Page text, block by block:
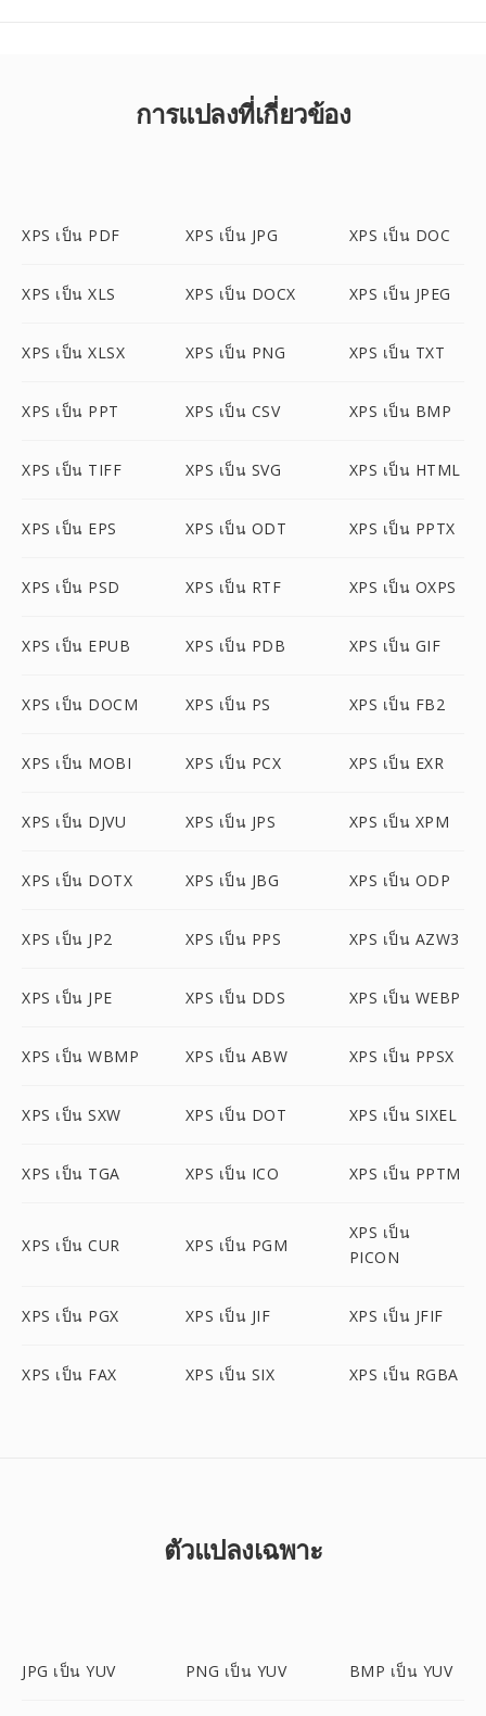
การแปลงที่เกี่ยวข้อง
XPS เป็น PDF XPS เป็น JPG XPS เป็น DOC
XPS เป็น XLS XPS เป็น DOCX XPS เป็น JPEG
XPS เป็น XLSX XPS เป็น PNG XPS เป็น TXT
XPS เป็น PPT XPS เป็น CSV XPS เป็น BMP
XPS เป็น TIFF XPS เป็น SVG XPS เป็น HTML
XPS เป็น EPS XPS เป็น ODT XPS เป็น PPTX
XPS เป็น PSD XPS เป็น RTF XPS เป็น OXPS
XPS เป็น EPUB XPS เป็น PDB XPS เป็น GIF
XPS เป็น DOCM XPS เป็น PS XPS เป็น FB2
XPS เป็น MOBI XPS เป็น PCX XPS เป็น EXR
XPS เป็น DJVU XPS เป็น JPS XPS เป็น XPM
XPS เป็น DOTX XPS เป็น JBG XPS เป็น ODP
XPS เป็น JP2 XPS เป็น PPS XPS เป็น AZW3
XPS เป็น JPE XPS เป็น DDS XPS เป็น WEBP
XPS เป็น WBMP XPS เป็น ABW XPS เป็น PPSX
XPS เป็น SXW XPS เป็น DOT XPS เป็น SIXEL
XPS เป็น TGA XPS เป็น ICO XPS เป็น PPTM
XPS เป็น CUR XPS เป็น PGM
XPS เป็น
PICON
XPS เป็น PGX XPS เป็น JIF XPS เป็น JFIF
XPS เป็น FAX XPS เป็น SIX XPS เป็น RGBA
ตัวแปลงเฉพาะ
JPG เป็น YUV PNG เป็น YUV BMP เป็น YUV